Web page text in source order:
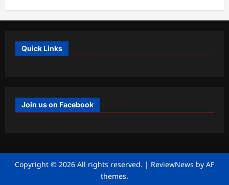
Quick Links
Join us on Facebook
Copyright © 2026 All rights reserved. | ReviewNews by AF
themes.